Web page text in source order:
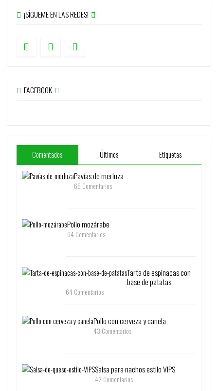
¡SÍGUEME EN LAS REDES!
FACEBOOK
Comentados Últimos Etiquetas
Pavías de merluza
66 Comentarios
Pollo mozárabe
64 Comentarios
Tarta de espinacas con
base de patatas
64 Comentarios
Pollo con cerveza y canela
43 Comentarios
Salsa para nachos estilo VIPS
42 Comentarios